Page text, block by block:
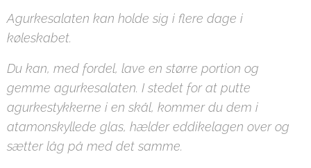
Agurkesalaten kan holde sig i flere dage i
køleskabet.
Du kan, med fordel, lave en større portion og
gemme agurkesalaten. I stedet for at putte
agurkestykkerne i en skål, kommer du dem i
atamonskyllede glas, hælder eddikelagen over og
sætter låg på med det samme.